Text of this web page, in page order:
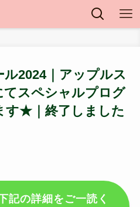
2024｜アップルス
てスペシャルプログ
す★｜終了しました
記の詳細をご一読く